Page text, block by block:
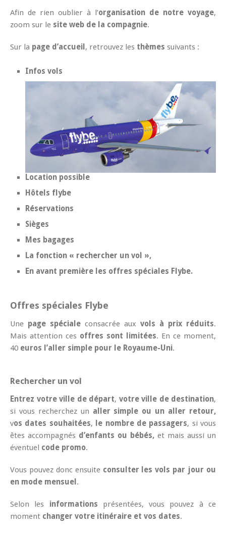
Afin de rien oublier à l’organisation de notre voyage,
zoom sur le site web de la compagnie.
Sur la page d’accueil , retrouvez les thèmes suivants :
Infos vols
Location possible
Hôtels flybe
Réservations
Sièges
Mes bagages
La fonction « rechercher un vol »,
En avant première les offres spéciales Flybe.
Offres spéciales Flybe
Une page spéciale consacrée aux vols à prix réduits.
Mais attention ces offres sont limitées. En ce moment,
40 euros l’aller simple pour le Royaume-Uni.
Rechercher un vol
Entrez votre ville de départ, votre ville de destination,
si vous recherchez un aller simple ou un aller retour,
vos dates souhaitées, le nombre de passagers, si vous
êtes accompagnés d’enfants ou bébés, et mais aussi un
éventuel code promo.
Vous pouvez donc ensuite consulter les vols par jour ou
en mode mensuel .
Selon les informations présentées, vous pouvez à ce
moment changer votre itinéraire et vos dates.